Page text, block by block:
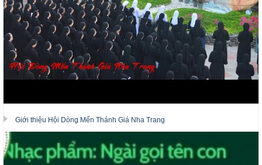
Giới thiệu Hội Dòng Mến Thánh Giá Nha Trang